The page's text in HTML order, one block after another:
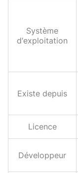
Système
d‘exploitation
Existe depuis
Licence
Développeur